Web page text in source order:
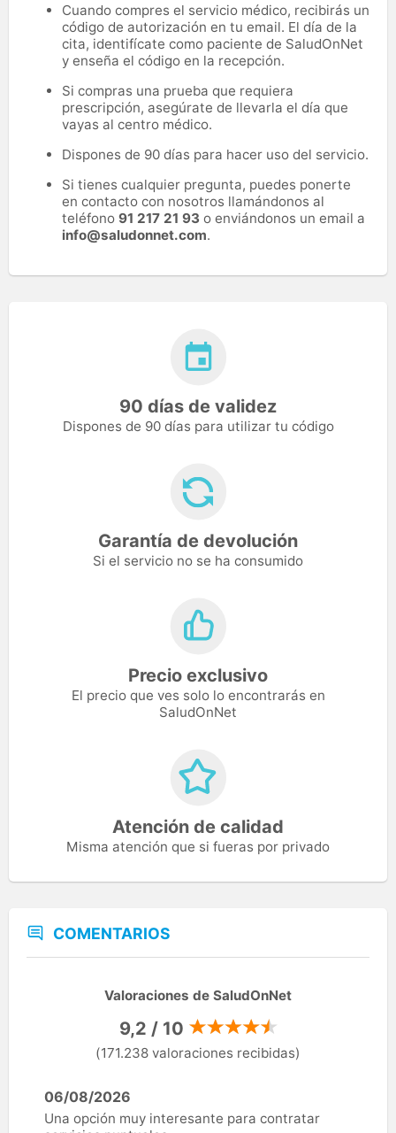
Cuando compres el servicio médico, recibirás un
código de autorización en tu email. El día de la
cita, identifícate como paciente de SaludOnNet
y enseña el código en la recepción.
Si compras una prueba que requiera
prescripción, asegúrate de llevarla el día que
vayas al centro médico.
Dispones de 90 días para hacer uso del servicio.
Si tienes cualquier pregunta, puedes ponerte
en contacto con nosotros llamándonos al
teléfono 91 217 21 93 o enviándonos un email a
info@saludonnet.com.
90 días de validez
Dispones de 90 días para utilizar tu código
Garantía de devolución
Si el servicio no se ha consumido
Precio exclusivo
El precio que ves solo lo encontrarás en
SaludOnNet
Atención de calidad
Misma atención que si fueras por privado
COMENTARIOS
Valoraciones de SaludOnNet
9,2 / 10
(171.238 valoraciones recibidas)
06/08/2026
Una opción muy interesante para contratar